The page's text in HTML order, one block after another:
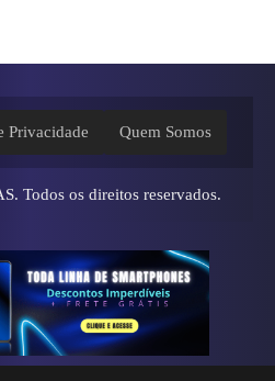
Privacidade Quem Somos
. Todos os direitos reservados.